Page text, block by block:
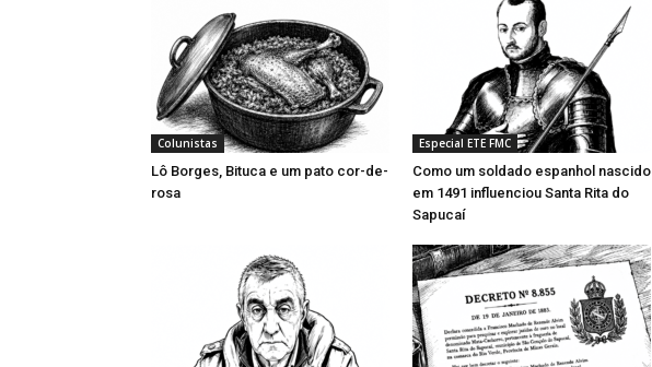
Colunistas
Lô Borges, Bituca e um pato cor-de-
rosa
Especial ETE FMC
Como um soldado espanhol nascido
em 1491 influenciou Santa Rita do
Sapucaí